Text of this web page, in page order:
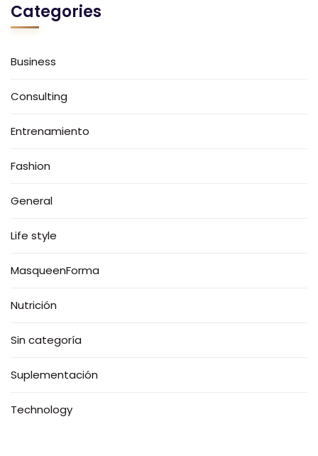
Categories
Business
Consulting
Entrenamiento
Fashion
General
Life style
MasqueenForma
Nutrición
Sin categoría
Suplementación
Technology